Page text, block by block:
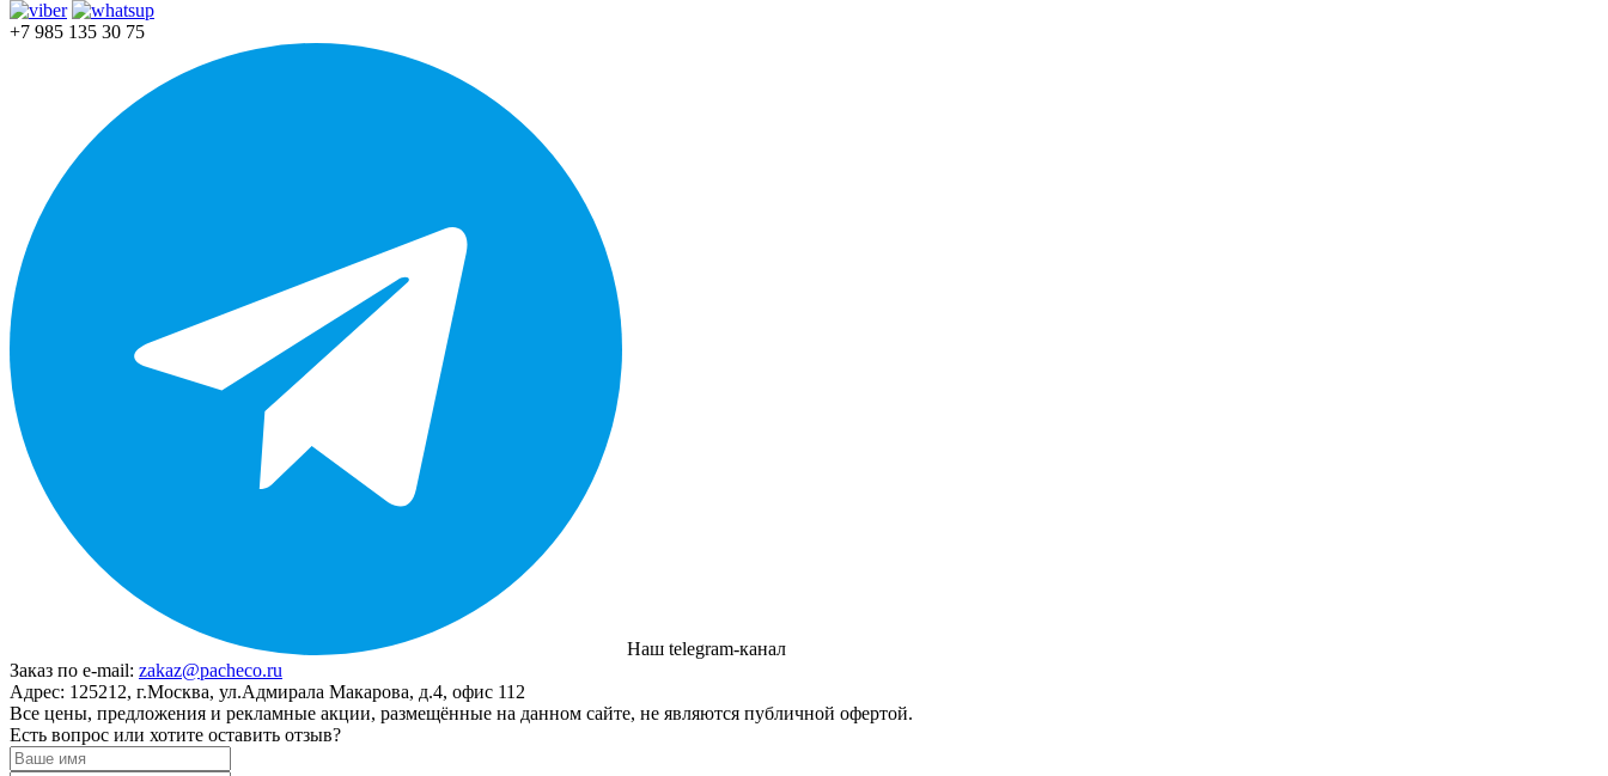
+7 985 135 30 75
Наш telegram-канал
Заказ по e-mail: zakaz@pacheco.ru
Адрес: 125212, г.Москва, ул.Адмирала Макарова, д.4, офис 112
Все цены, предложения и рекламные акции, размещённые на данном сайте, не являются публичной офертой.
Есть вопрос или хотите оставить отзыв?